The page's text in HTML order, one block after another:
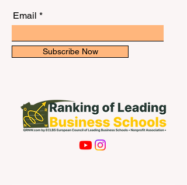
exclusives.
Email